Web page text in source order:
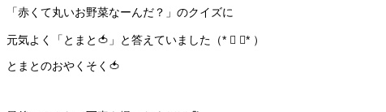
「赤くて丸いお野菜なーんだ？」のクイズに
元気よく「とまと🍅」と答えていました（* ॑ ॑* ）
とまとのおやくそく🍅